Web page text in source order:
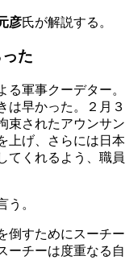
彦氏が解説する。
た
る軍事クーデター。
は早かった。２月３
束されたアウンサン
上げ、さらには日本
てくれるよう、職員
う。
倒すためにスーチー
ーチーは度重なる自